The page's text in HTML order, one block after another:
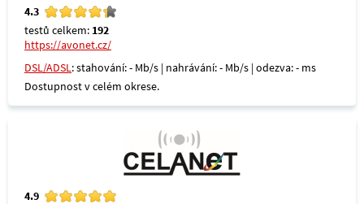
4.3
testů celkem: 192
https://avonet.cz/
DSL/ADSL: stahování: - Mb/s | nahrávání: - Mb/s | odezva: - ms
Dostupnost v celém okrese.
4.9